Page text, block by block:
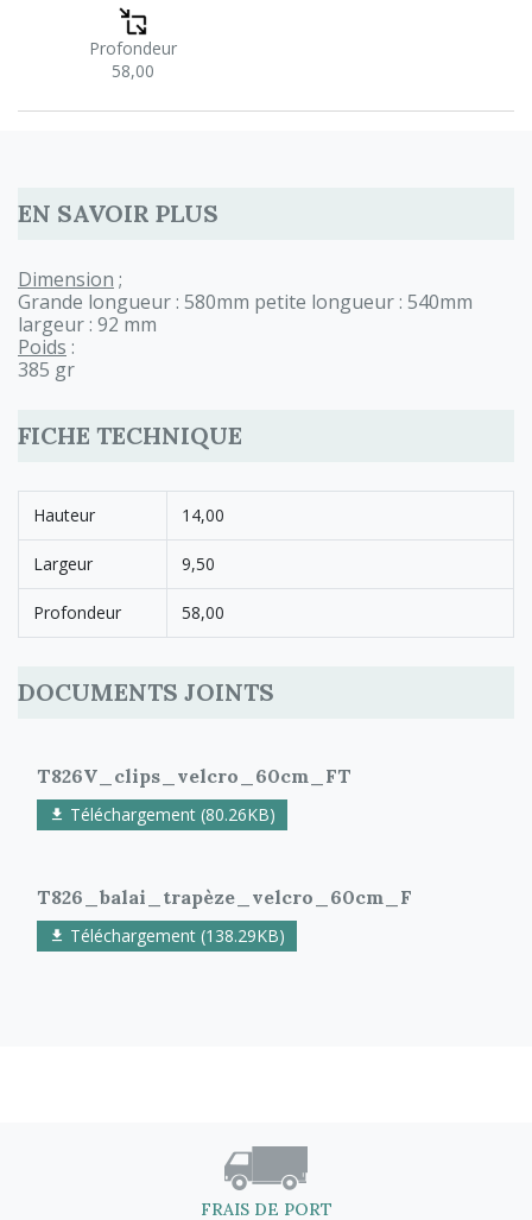
Profondeur
58,00
EN SAVOIR PLUS
Dimension ;
Grande longueur : 580mm petite longueur : 540mm
largeur : 92 mm
Poids :
385 gr
FICHE TECHNIQUE
Hauteur 14,00
Largeur 9,50
Profondeur 58,00
DOCUMENTS JOINTS
T826V_clips_velcro_60cm_FT
Téléchargement (80.26KB)
T826_balai_trapèze_velcro_60cm_F
Téléchargement (138.29KB)
FRAIS DE PORT